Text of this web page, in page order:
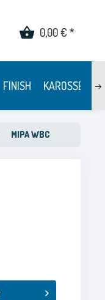
0,00 € *
FINISH KAROSSERIE
MIPA WBC